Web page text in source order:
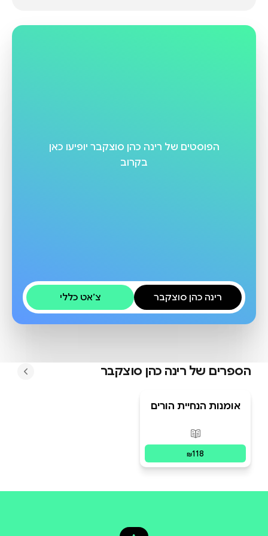
הפוסטים של רינה כהן סוצקבר יופיעו כאן
בקרוב
רינה כהן סוצקבר צ׳אט כללי
הספרים של רינה כהן סוצקבר
אומנות הנחיית הורים
פורמטים זמינים
₪118